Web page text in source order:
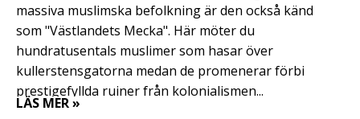
massiva muslimska befolkning är den också känd
som "Västlandets Mecka". Här möter du
hundratusentals muslimer som hasar över
kullerstensgatorna medan de promenerar förbi
prestigefyllda ruiner från kolonialismen...
LÄS MER »